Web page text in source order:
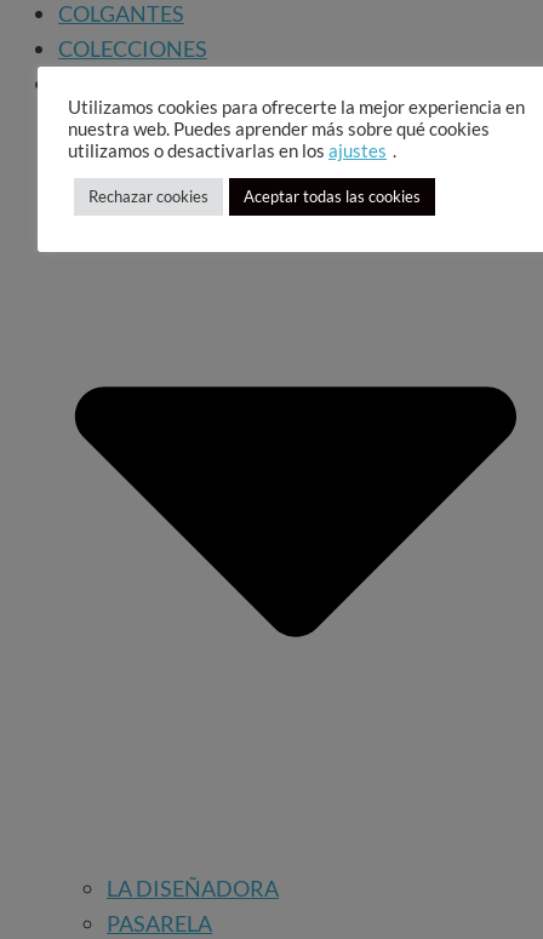
COLGANTES
COLECCIONES
LA DISEÑADORA
PASARELA
Utilizamos cookies para ofrecerte la mejor experiencia en
nuestra web. Puedes aprender más sobre qué cookies
utilizamos o desactivarlas en los ajustes .
Rechazar cookies Aceptar todas las cookies